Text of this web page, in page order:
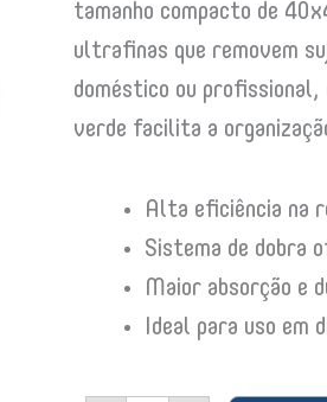
tamanho compacto de
ultrafinas que removem
doméstico ou
verde facilita a
Alta eficiência na
Sistema de dobra
Maior absorção e
Ideal para uso em